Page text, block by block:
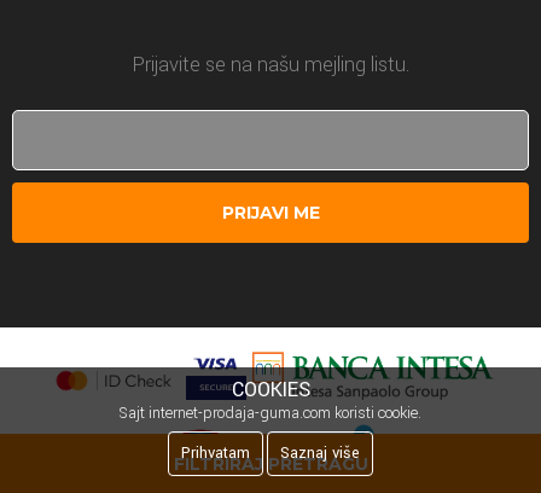
FILTRIRAJ PRETRAGU
Prijavite se na našu mejling listu.
PRIJAVI ME
COOKIES
Sajt internet-prodaja-guma.com koristi cookie.
Prihvatam
Saznaj više